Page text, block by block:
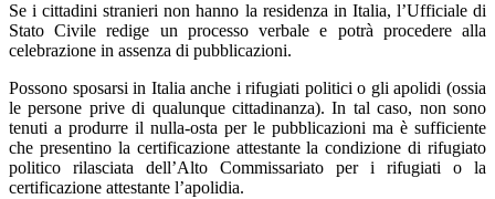
Se i cittadini stranieri non hanno la residenza in Italia, l’Ufficiale di
Stato Civile redige un processo verbale e potrà procedere alla
celebrazione in assenza di pubblicazioni.
Possono sposarsi in Italia anche i rifugiati politici o gli apolidi (ossia
le persone prive di qualunque cittadinanza). In tal caso, non sono
tenuti a produrre il nulla-osta per le pubblicazioni ma è sufficiente
che presentino la certificazione attestante la condizione di rifugiato
politico rilasciata dell’Alto Commissariato per i rifugiati o la
certificazione attestante l’apolidia.